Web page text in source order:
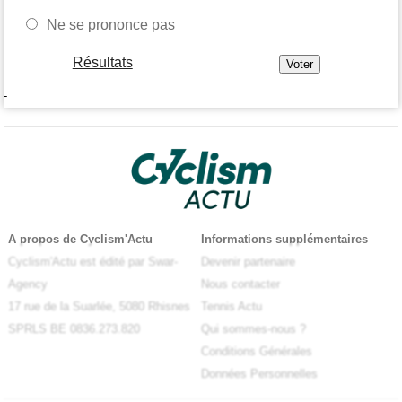
Ne se prononce pas
Résultats
-
A propos de Cyclism'Actu
Cyclism'Actu est édité par Swar-
Agency
17 rue de la Suarlée, 5080 Rhisnes
SPRLS BE 0836.273.820
Informations supplémentaires
Devenir partenaire
Nous contacter
Tennis Actu
Qui sommes-nous ?
Conditions Générales
Données Personnelles